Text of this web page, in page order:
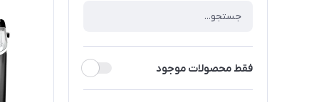
فقط محصولات موجود